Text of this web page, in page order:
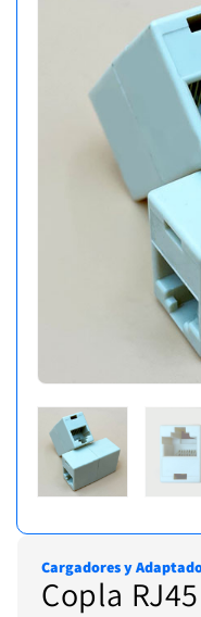
Cargadores y
Copla RJ45